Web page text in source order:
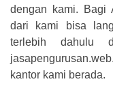
dengan kami. Bagi
dari kami bisa
terlebih dahulu
kantor kami berada.